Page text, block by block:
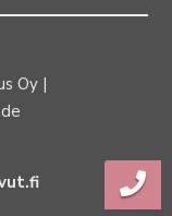
Oy |